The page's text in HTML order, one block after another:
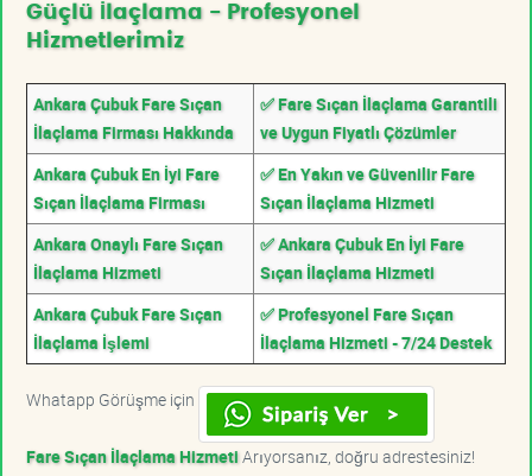
Güçlü İlaçlama - Profesyonel
Hizmetlerimiz
Ankara Çubuk Fare Sıçan
İlaçlama Firması Hakkında
✅ Fare Sıçan İlaçlama Garantili
ve Uygun Fiyatlı Çözümler
Ankara Çubuk En İyi Fare
Sıçan İlaçlama Firması
✅ En Yakın ve Güvenilir Fare
Sıçan İlaçlama Hizmeti
Ankara Onaylı Fare Sıçan
İlaçlama Hizmeti
✅ Ankara Çubuk En İyi Fare
Sıçan İlaçlama Hizmeti
Ankara Çubuk Fare Sıçan
İlaçlama İşlemi
✅ Profesyonel Fare Sıçan
İlaçlama Hizmeti - 7/24 Destek
Whatapp Görüşme için
Fare Sıçan İlaçlama HizmetiArıyorsanız, doğru adrestesiniz!